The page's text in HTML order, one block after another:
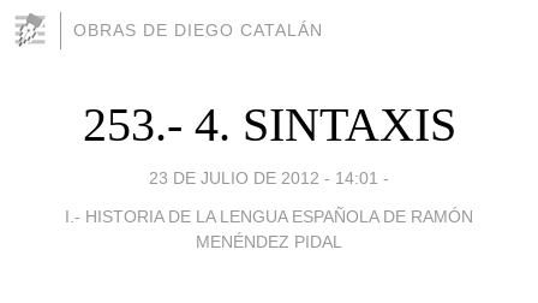
OBRAS DE DIEGO CATALÁN
253.- 4. SINTAXIS
23 DE JULIO DE 2012 - 14:01 -
I.- HISTORIA DE LA LENGUA ESPAÑOLA DE RAMÓN
MENÉNDEZ PIDAL